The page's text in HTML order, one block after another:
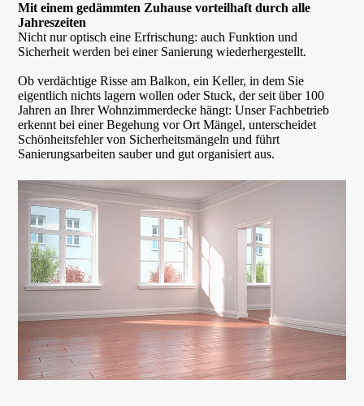
Mit einem gedämmten Zuhause vorteilhaft durch alle
Jahreszeiten
Nicht nur optisch eine Erfrischung: auch Funktion und
Sicherheit werden bei einer Sanierung wiederhergestellt.
Ob verdächtige Risse am Balkon, ein Keller, in dem Sie
eigentlich nichts lagern wollen oder Stuck, der seit über 100
Jahren an Ihrer Wohnzimmerdecke hängt: Unser Fachbetrieb
erkennt bei einer Begehung vor Ort Mängel, unterscheidet
Schönheitsfehler von Sicherheitsmängeln und führt
Sanierungsarbeiten sauber und gut organisiert aus.